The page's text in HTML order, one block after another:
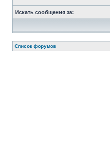
Искать сообщения за:
Список форумов